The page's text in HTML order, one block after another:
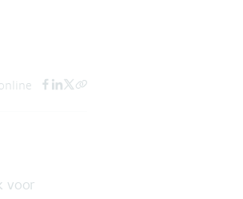
voor